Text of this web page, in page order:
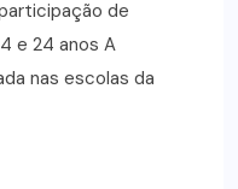
de
e 24 anos A
nas escolas da